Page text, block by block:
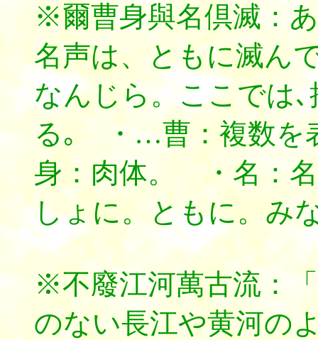
※爾曹身與名倶滅：
名声は、ともに滅ん
なんじら。ここでは
る｡ ・…曹：複数
身：肉体。 ・名：
しょに。ともに。み
※不廢江河萬古流：
のない長江や黄河の